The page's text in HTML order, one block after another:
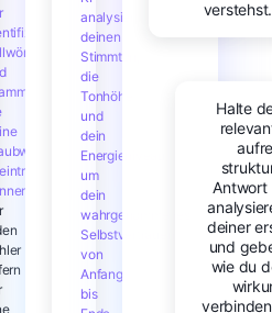
analysiert
deinen
Stimmton,
die
Tonhöhe
und
dein
Energieniveau,
um
dein
wahrgenommenes
Selbstvertrauen
von
Anfang
bis
verstehst.
Halte
Antwort
deiner
und
wie du